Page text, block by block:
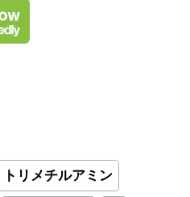
トリメチルアミン